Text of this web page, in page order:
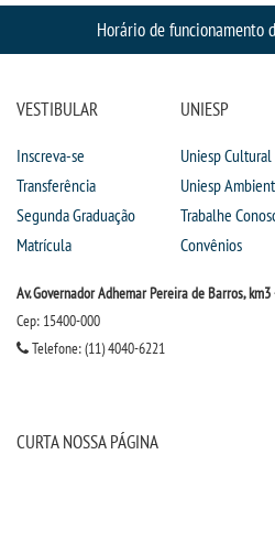
Horário de funcionamento
VESTIBULAR
Inscreva-se
Transferência
Segunda Graduação
Matrícula
UNIESP
Uniesp Cultural
Uniesp
Trabalhe
Convênios
Av. Governador Adhemar Pereira de Barros,
Cep: 15400-000
Telefone: (11) 4040-6221
CURTA NOSSA PÁGINA